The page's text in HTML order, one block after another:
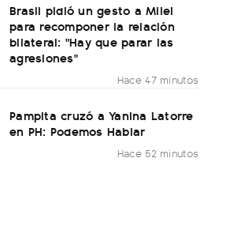
Brasil pidió un gesto a Milei
para recomponer la relación
bilateral: "Hay que parar las
agresiones"
Hace 47 minutos
Pampita cruzó a Yanina Latorre
en PH: Podemos Hablar
Hace 52 minutos